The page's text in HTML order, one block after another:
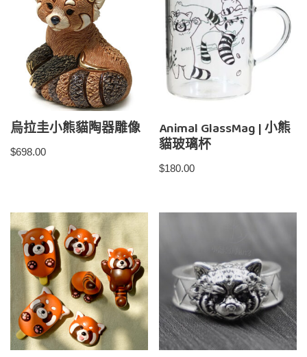
烏拉圭小熊貓陶器雕像
$698.00
Animal GlassMag | 小熊
貓玻璃杯
$180.00